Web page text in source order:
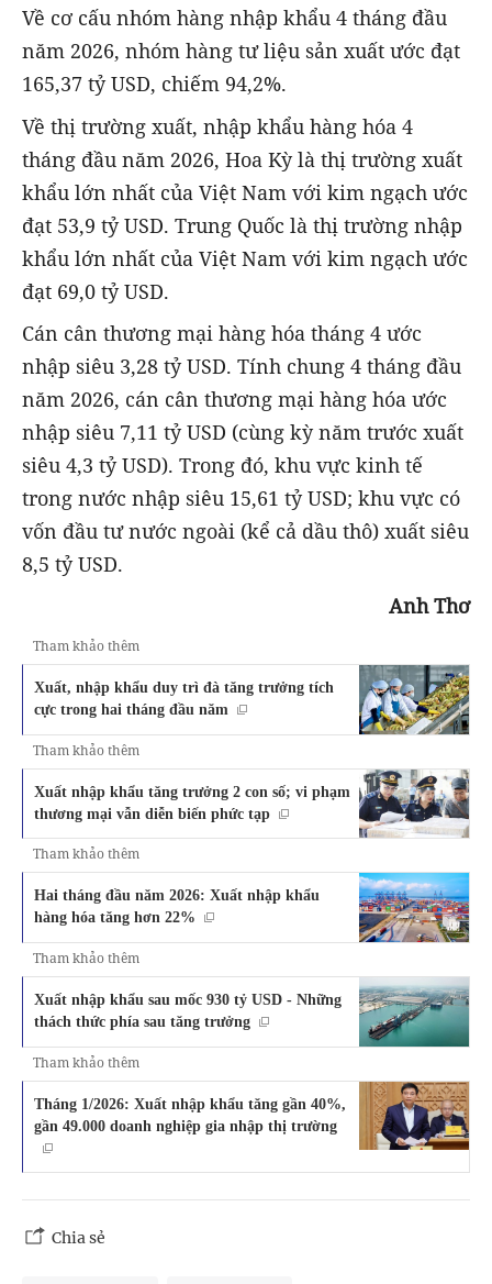
Về cơ cấu nhóm hàng nhập khẩu 4 tháng đầu
năm 2026, nhóm hàng tư liệu sản xuất ước đạt
165,37 tỷ USD, chiếm 94,2%.
Về thị trường xuất, nhập khẩu hàng hóa 4
tháng đầu năm 2026, Hoa Kỳ là thị trường xuất
khẩu lớn nhất của Việt Nam với kim ngạch ước
đạt 53,9 tỷ USD. Trung Quốc là thị trường nhập
khẩu lớn nhất của Việt Nam với kim ngạch ước
đạt 69,0 tỷ USD.
Cán cân thương mại hàng hóa tháng 4 ước
nhập siêu 3,28 tỷ USD. Tính chung 4 tháng đầu
năm 2026, cán cân thương mại hàng hóa ước
nhập siêu 7,11 tỷ USD (cùng kỳ năm trước xuất
siêu 4,3 tỷ USD). Trong đó, khu vực kinh tế
trong nước nhập siêu 15,61 tỷ USD; khu vực có
vốn đầu tư nước ngoài (kể cả dầu thô) xuất siêu
8,5 tỷ USD.
Anh Thơ
Tham khảo thêm
Xuất, nhập khẩu duy trì đà tăng trưởng tích
cực trong hai tháng đầu năm
Tham khảo thêm
Xuất nhập khẩu tăng trưởng 2 con số; vi phạm
thương mại vẫn diễn biến phức tạp
Tham khảo thêm
Hai tháng đầu năm 2026: Xuất nhập khẩu
hàng hóa tăng hơn 22%
Tham khảo thêm
Xuất nhập khẩu sau mốc 930 tỷ USD - Những
thách thức phía sau tăng trưởng
Tham khảo thêm
Tháng 1/2026: Xuất nhập khẩu tăng gần 40%,
gần 49.000 doanh nghiệp gia nhập thị trường
Chia sẻ